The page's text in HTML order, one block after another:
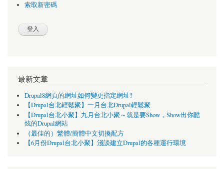
索取新密碼
最新文章
Drupal8網頁的網址如何變更指定網址?
【Drupal台北輕鬆聚】一月台北Drupal輕鬆聚
【Drupal台北小聚】九月台北小聚～就是要Show，Show出你酷
炫的Drupal網站
（最佳的）繁體/簡體中文切換配方
【6月份Drupal台北小聚】淺談建立Drupal的各種運行環境